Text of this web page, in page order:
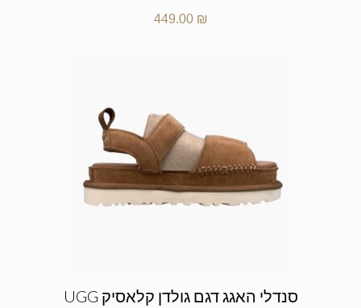
449.00 ₪
סנדלי האגג דגם גולדן קלאסיק UGG